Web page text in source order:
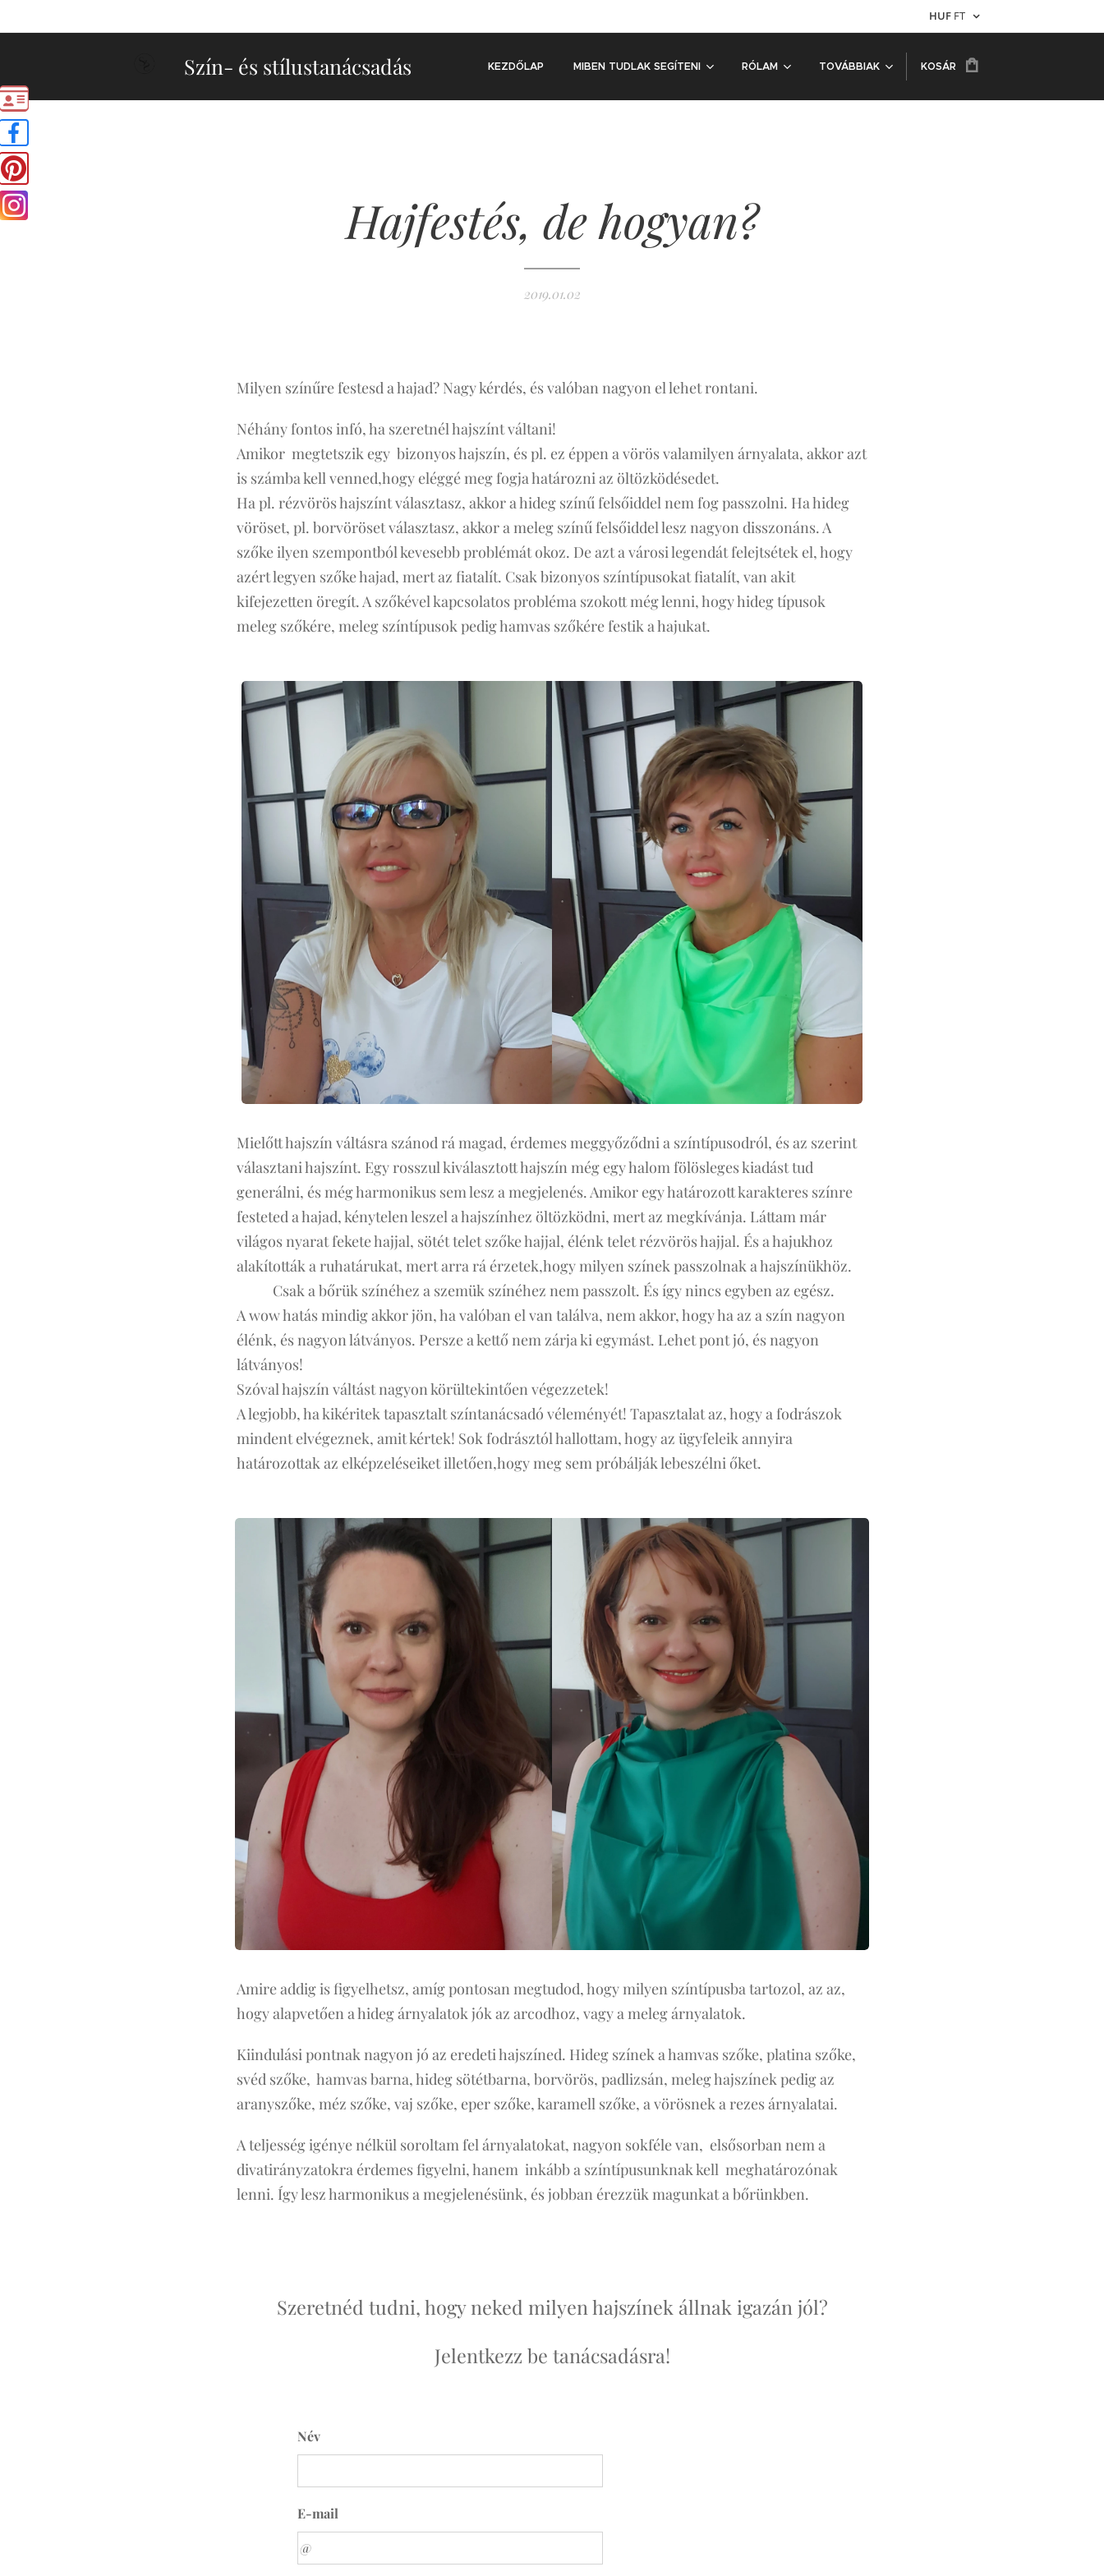
HUF FT
Szín- és stílustanácsadás KEZDŐLAP MIBEN TUDLAK SEGÍTENI RÓLAM TOVÁBBIAK KOSÁR
Hajfestés, de hogyan?
2019.01.02
Milyen színűre festesd a hajad? Nagy kérdés, és valóban nagyon el lehet rontani.
Néhány fontos infó, ha szeretnél hajszínt váltani!
Amikor megtetszik egy bizonyos hajszín, és pl. ez éppen a vörös valamilyen árnyalata, akkor azt
is számba kell venned,hogy eléggé meg fogja határozni az öltözködésedet.👚
Ha pl. rézvörös hajszínt választasz, akkor a hideg színű felsőiddel nem fog passzolni. Ha hideg
vöröset, pl. borvöröset választasz, akkor a meleg színű felsőiddel lesz nagyon disszonáns. A
szőke ilyen szempontból kevesebb problémát okoz. De azt a városi legendát felejtsétek el, hogy
azért legyen szőke hajad, mert az fiatalít. Csak bizonyos színtípusokat fiatalít, van akit
kifejezetten öregít. A szőkével kapcsolatos probléma szokott még lenni, hogy hideg típusok
meleg szőkére, meleg színtípusok pedig hamvas szőkére festik a hajukat.
Mielőtt hajszín váltásra szánod rá magad, érdemes meggyőződni a színtípusodról, és az szerint
választani hajszínt. Egy rosszul kiválasztott hajszín még egy halom fölösleges kiadást tud
generálni, és még harmonikus sem lesz a megjelenés. Amikor egy határozott karakteres színre
festeted a hajad, kénytelen leszel a hajszínhez öltözködni, mert az megkívánja. Láttam már
világos nyarat fekete hajjal, sötét telet szőke hajjal, élénk telet rézvörös hajjal. És a hajukhoz
alakították a ruhatárukat, mert arra rá érzetek,hogy milyen színek passzolnak a hajszínükhöz.
👕🧣Csak a bőrük színéhez a szemük színéhez nem passzolt. És így nincs egyben az egész.
A wow hatás mindig akkor jön, ha valóban el van találva, nem akkor, hogy ha az a szín nagyon
élénk, és nagyon látványos. Persze a kettő nem zárja ki egymást. Lehet pont jó, és nagyon
látványos!
Szóval hajszín váltást nagyon körültekintően végezzetek!
A legjobb, ha kikéritek tapasztalt színtanácsadó véleményét! Tapasztalat az, hogy a fodrászok
mindent elvégeznek, amit kértek! Sok fodrásztól hallottam, hogy az ügyfeleik annyira
határozottak az elképzeléseiket illetően,hogy meg sem próbálják lebeszélni őket.😀
Amire addig is figyelhetsz, amíg pontosan megtudod, hogy milyen színtípusba tartozol, az az,
hogy alapvetően a hideg árnyalatok jók az arcodhoz, vagy a meleg árnyalatok.
Kiindulási pontnak nagyon jó az eredeti hajszíned. Hideg színek a hamvas szőke, platina szőke,
svéd szőke, hamvas barna, hideg sötétbarna, borvörös, padlizsán, meleg hajszínek pedig az
aranyszőke, méz szőke, vaj szőke, eper szőke, karamell szőke, a vörösnek a rezes árnyalatai.
A teljesség igénye nélkül soroltam fel árnyalatokat, nagyon sokféle van, elsősorban nem a
divatirányzatokra érdemes figyelni, hanem inkább a színtípusunknak kell meghatározónak
lenni. Így lesz harmonikus a megjelenésünk, és jobban érezzük magunkat a bőrünkben.
Szeretnéd tudni, hogy neked milyen hajszínek állnak igazán jól?
Jelentkezz be tanácsadásra!
Név
E-mail